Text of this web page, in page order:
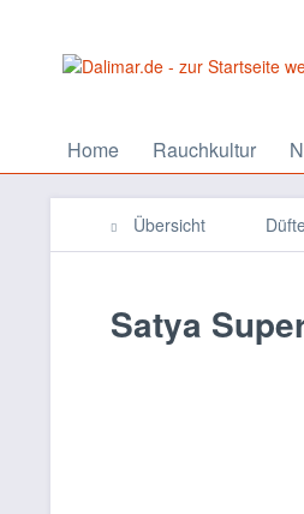
Home Rauchkultur
Übersicht Düfte
Satya